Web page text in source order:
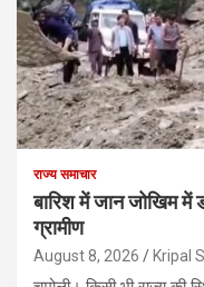
राज्य समाचार
बारिश में जान जोखिम
ग्रामीण
August 8, 2026 Kripal